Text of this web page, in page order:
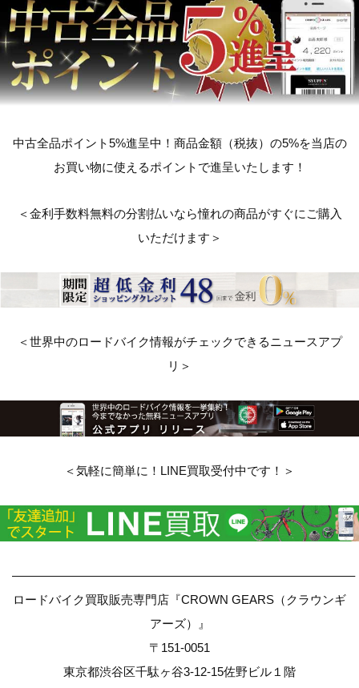
中古全品ポイント5%進呈中！商品金額（税抜）の5%を当店の
お買い物に使えるポイントで進呈いたします！
＜金利手数料無料の分割払いなら憧れの商品がすぐにご購入
いただけます＞
＜世界中のロードバイク情報がチェックできるニュースアプ
リ＞
＜気軽に簡単に！LINE買取受付中です！＞
————————————————————————————–
ロードバイク買取販売専門店『CROWN GEARS（クラウンギ
アーズ）』
〒151-0051
東京都渋谷区千駄ヶ谷3-12-15佐野ビル１階